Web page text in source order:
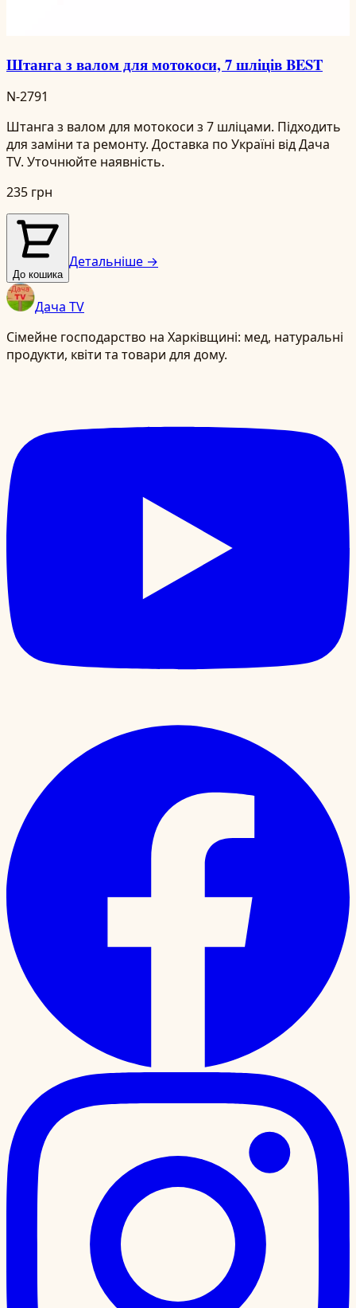
Штанга з валом для мотокоси, 7 шліців BEST
N-2791
Штанга з валом для мотокоси з 7 шліцами. Підходить
для заміни та ремонту. Доставка по Україні від Дача
TV. Уточнюйте наявність.
235 грн
До кошика
Детальніше →
Дача TV
Сімейне господарство на Харківщині: мед, натуральні
продукти, квіти та товари для дому.